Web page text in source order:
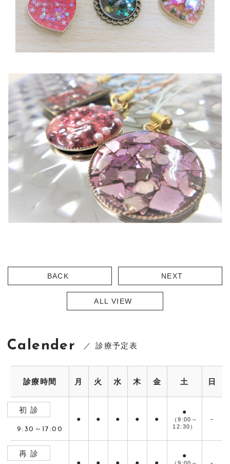
BACK
ALL VIEW
NEXT
Calender 診療予定表
診療時間 月 火 水 木 金 土 日
初 診
9:30～17:00
● ● ● ● ●
●
（9:00～
12:30）
-
再 診 ●